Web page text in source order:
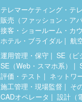
テレマーケティング・テ
販売（ファッション・ア
接客・ショールーム・カ
ホテル・ブライダル
航
運用管理・保守 SE（ビ
SE（Web・スマホ系）
評価・テスト
ネットワ
施工管理・現場監督
そ
CADオペレータ
設計（